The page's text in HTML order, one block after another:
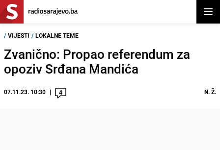
/ VIJESTI / LOKALNE TEME
Zvanično: Propao referendum za
opoziv Srđana Mandića
07.11.23. 10:30 4 N. Ž.